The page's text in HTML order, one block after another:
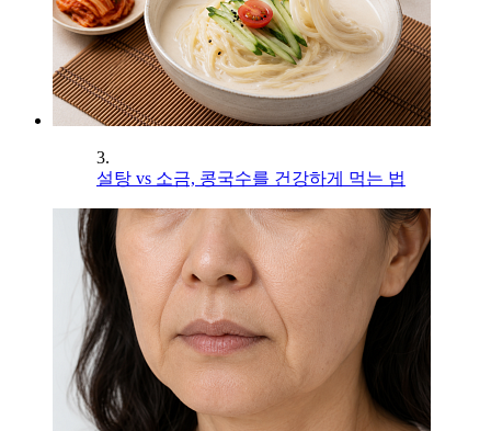
3.
설탕 vs 소금, 콩국수를 건강하게 먹는 법